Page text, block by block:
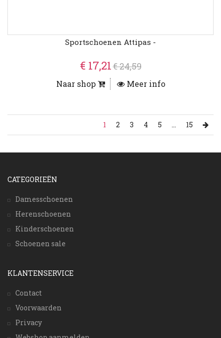
Sportschoenen Attipas -
€ 17,21€ 24,59
Naar shop Meer info
1 2 3 4 5 ... 15
CATEGORIEËN
Damesschoenen
Herenschoenen
Kinderschoenen
Schoenen sale
KLANTENSERVICE
Contact
Voorwaarden
Privacy